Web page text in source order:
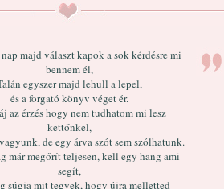
majd választ kapok a sok kérdésre mi
bennem él,
egyszer majd lehull a lepel,
és a forgató könyv véget ér.
az érzés hogy nem tudhatom mi lesz
kettőnkel,
de egy árva szót sem szólhatunk.
már megőrít teljesen, kell egy hang ami
segít,
súgja mit tegyek, hogy újra melletted